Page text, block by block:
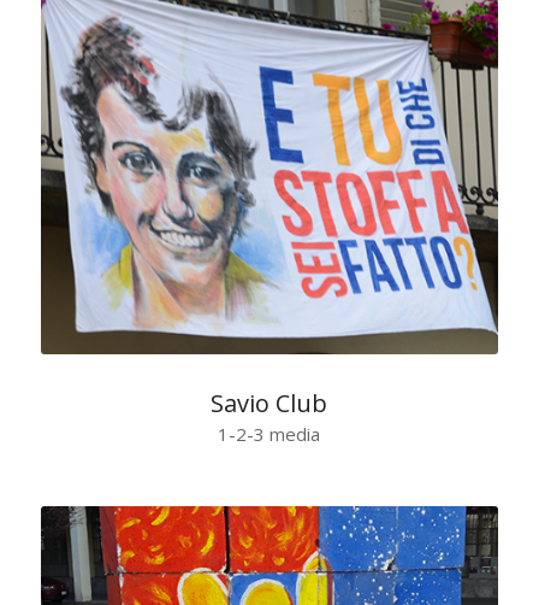
Savio Club
1-2-3 media